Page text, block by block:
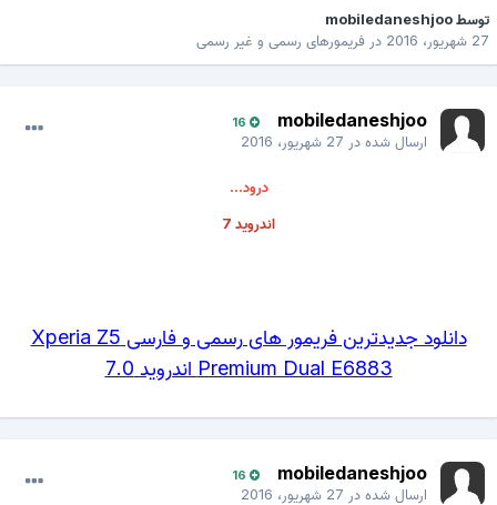
mobiledaneshjoo
2016
درفریمورهای رسمی و غیر رسمی
mobiledaneshjoo
16
ارسال شده در27 شهریور، 2016
درود...
اندروید 7
دانلود جدیدترین فریمور های رسمی و فارسی Xperia Z5
Premium Dual E6883 اندروید 7.0
mobiledaneshjoo
16
ارسال شده در27 شهریور، 2016